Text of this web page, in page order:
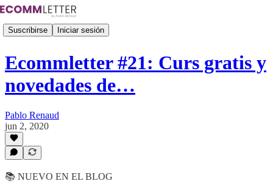
Suscribirse Iniciar sesión
Ecommletter #21: Curs gratis y
novedades de…
Pablo Renaud
jun 2, 2020
📚 NUEVO EN EL BLOG